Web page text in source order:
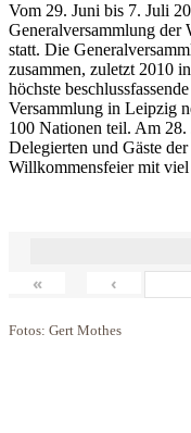
Vom 29. Juni bis 7. Juli
Generalversammlung der
statt. Die
zusammen, zuletzt 2010
höchste
Versammlung in Leipzig
100 Nationen teil. Am
Delegierten und Gäste
Willkommensfeier mit
« ‹
Fotos: Gert Mothes